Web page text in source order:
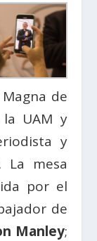
de
UAM y
y
. La mesa
por el
de
Manley;